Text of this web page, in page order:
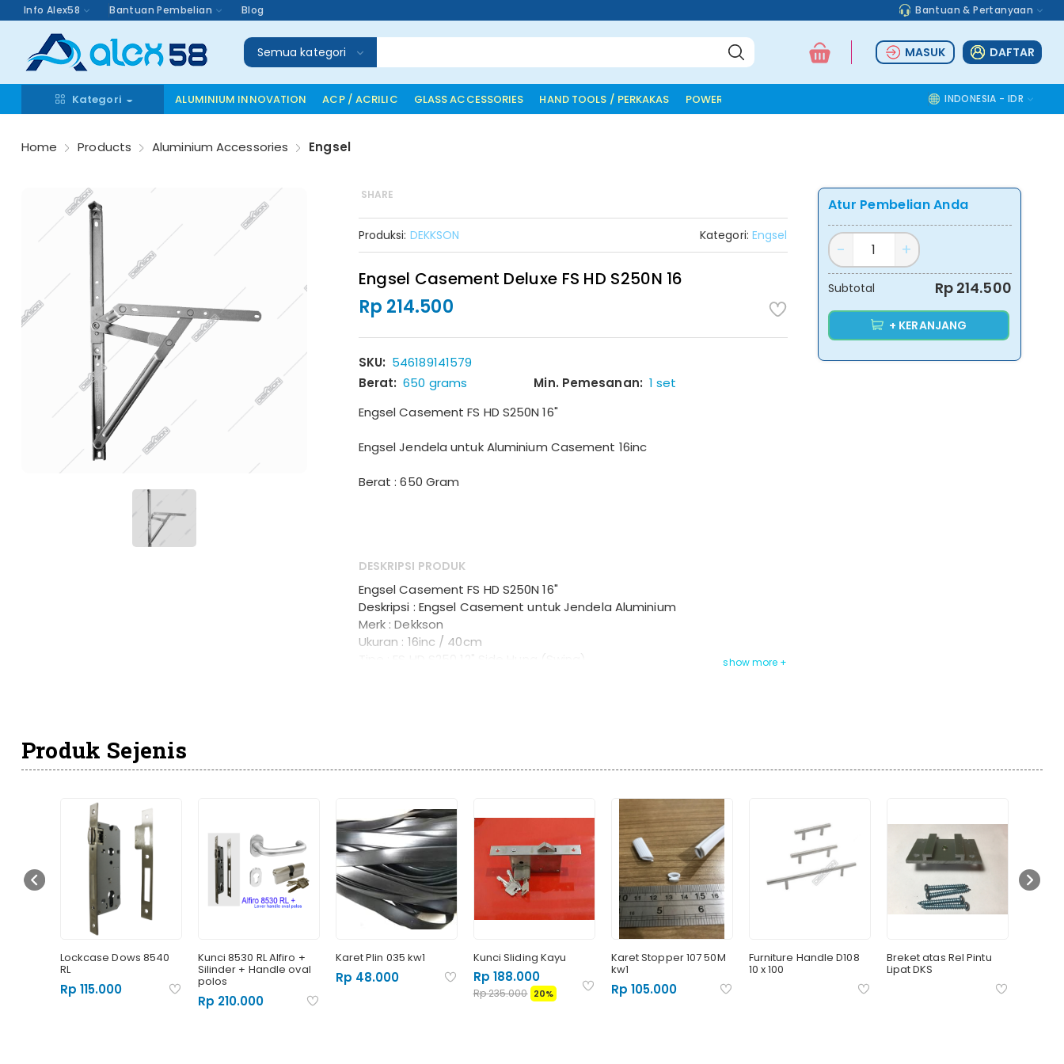
Info Alex58 Bantuan Pembelian Blog Bantuan & Pertanyaan
Semua kategori MASUK DAFTAR
Kategori ALUMINIUM INNOVATION ACP / ACRILIC GLASS ACCESSORIES HAND TOOLS / PERKAKAS POWER TOOLS SAFETY TOOLS
INDONESIA - IDR
Home Products Aluminium Accessories Engsel
SHARE
Produksi: DEKKSON Kategori: Engsel
Engsel Casement Deluxe FS HD S250N 16
Rp 214.500
SKU: 546189141579
Berat: 650 grams Min. Pemesanan: 1 set
Engsel Casement FS HD S250N 16"
Engsel Jendela untuk Aluminium Casement 16inc
Berat : 650 Gram
DESKRIPSI PRODUK
Engsel Casement FS HD S250N 16"
Deskripsi : Engsel Casement untuk Jendela Aluminium
Merk : Dekkson
Ukuran : 16inc / 40cm
Tipe : FS HD S250 12" Side Hung (Swing)
Atur Pembelian Anda
Subtotal Rp 214.500
+ KERANJANG
Produk Sejenis
Lockcase Dows 8540
RL
Rp 115.000
Kunci 8530 RL Alfiro +
Silinder + Handle oval
polos
Rp 210.000
Karet Plin 035 kw1
Rp 48.000
Kunci Sliding Kayu
Rp 188.000
Rp 235.000 20%
Karet Stopper 107 50M
kw1
Rp 105.000
Furniture Handle D108
10 x 100
Breket atas Rel Pintu
Lipat DKS